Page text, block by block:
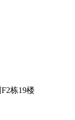
栋19楼